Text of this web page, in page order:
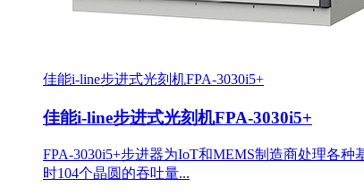
佳能i-line步进式光刻机FPA-3030i5+
佳能i-line步进式光刻机FPA-3030i5+
FPA-3030i5+步进器为IoT和MEMS制造商处理各
时104个晶圆的吞吐量...